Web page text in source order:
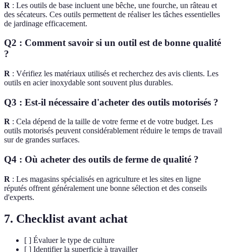
R : Les outils de base incluent une bêche, une fourche, un râteau et
des sécateurs. Ces outils permettent de réaliser les tâches essentielles
de jardinage efficacement.
Q2 : Comment savoir si un outil est de bonne qualité
?
R : Vérifiez les matériaux utilisés et recherchez des avis clients. Les
outils en acier inoxydable sont souvent plus durables.
Q3 : Est-il nécessaire d'acheter des outils motorisés ?
R : Cela dépend de la taille de votre ferme et de votre budget. Les
outils motorisés peuvent considérablement réduire le temps de travail
sur de grandes surfaces.
Q4 : Où acheter des outils de ferme de qualité ?
R : Les magasins spécialisés en agriculture et les sites en ligne
réputés offrent généralement une bonne sélection et des conseils
d'experts.
7. Checklist avant achat
[ ] Évaluer le type de culture
[ ] Identifier la superficie à travailler